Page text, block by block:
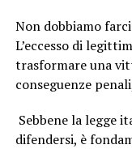
Non dobbiamo
L’eccesso di
trasformare una
conseguenze
Sebbene la legge
difendersi, è